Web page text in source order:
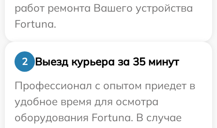
работ ремонта Вашего устройства
Fortuna.
2
Выезд курьера за 35 минут
Профессионал с опытом приедет в
удобное время для осмотра
оборудования Fortuna. В случае